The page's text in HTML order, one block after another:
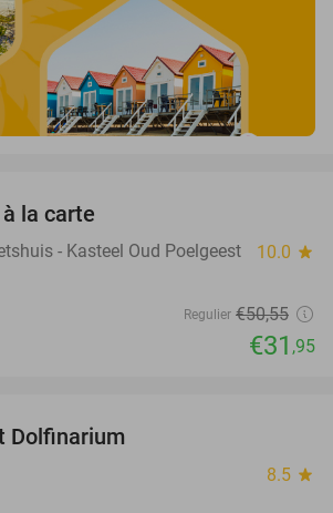
la carte
- Kasteel Oud Poelgeest 10.0 star
Regulier €50,55
€31 ,95
Dolfinarium
8.5 star